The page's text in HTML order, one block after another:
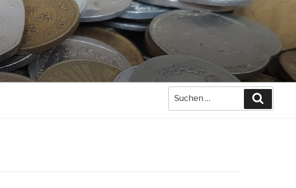
Suche
nach: